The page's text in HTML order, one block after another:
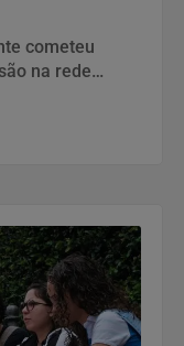
cometeu
na rede